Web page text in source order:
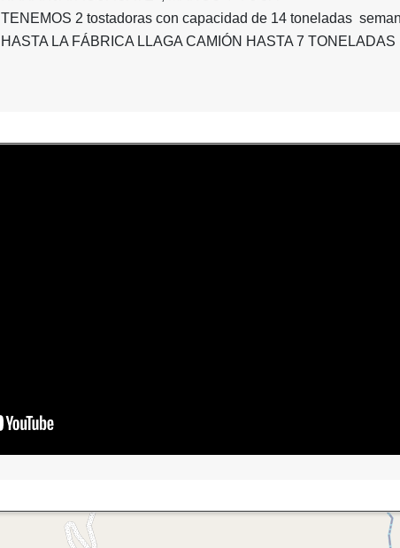
TENEMOS 2 tostadoras con capacidad de 14 toneladas
HASTA LA FÁBRICA LLAGA CAMIÓN HASTA 7 TONELADAS